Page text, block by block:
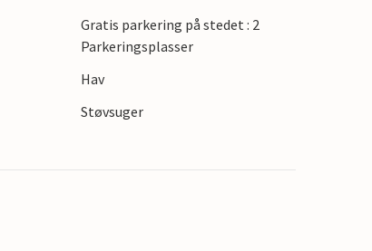
Gratis parkering på stedet : 2
Parkeringsplasser
Hav
Støvsuger